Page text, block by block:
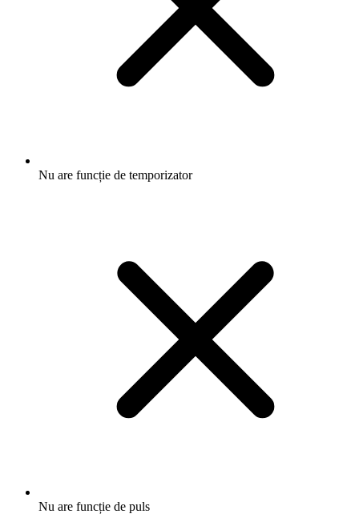
Nu are funcție de temporizator
Nu are funcție de puls